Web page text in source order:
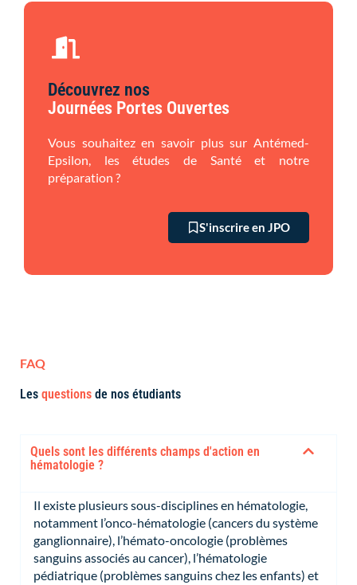
Découvrez nos
Journées Portes Ouvertes
Vous souhaitez en savoir plus sur Antémed-
Epsilon, les études de Santé et notre
préparation ?
S'inscrire en JPO
FAQ
Les questions de nos étudiants
Quels sont les différents champs d'action en
hématologie ?
Il existe plusieurs sous-disciplines en hématologie,
notamment l’onco-hématologie (cancers du système
ganglionnaire), l’hémato-oncologie (problèmes
sanguins associés au cancer), l’hématologie
pédiatrique (problèmes sanguins chez les enfants) et